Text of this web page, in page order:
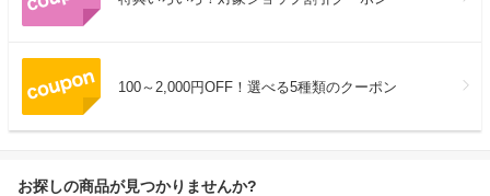
100～2,000円OFF！選べる5種類のクーポン
お探しの商品が見つかりませんか?